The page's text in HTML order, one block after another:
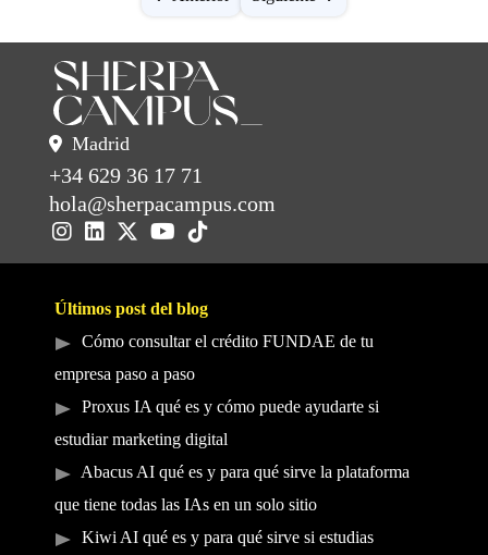
Madrid
+34 629 36 17 71
hola@sherpacampus.com
Últimos post del blog
Cómo consultar el crédito FUNDAE de tu
empresa paso a paso
Proxus IA qué es y cómo puede ayudarte si
estudiar marketing digital
Abacus AI qué es y para qué sirve la plataforma
que tiene todas las IAs en un solo sitio
Kiwi AI qué es y para qué sirve si estudias